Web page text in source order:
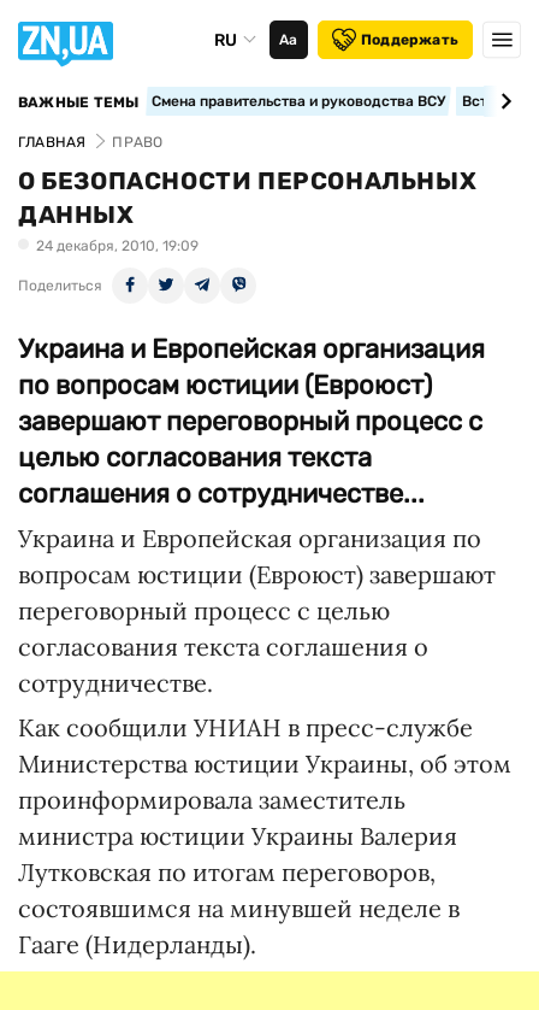
RU Аа Поддержать
ВАЖНЫЕ ТЕМЫ Смена правительства и руководства ВСУ
ГЛАВНАЯ ПРАВО
О БЕЗОПАСНОСТИ ПЕРСОНАЛЬНЫХ
ДАННЫХ
24 декабря, 2010, 19:09
Поделиться
Украина и Европейская организация
по вопросам юстиции (Евроюст)
завершают переговорный процесс с
целью согласования текста
соглашения о сотрудничестве...
Украина и Европейская организация по
вопросам юстиции (Евроюст) завершают
переговорный процесс с целью
согласования текста соглашения о
сотрудничестве.
Как сообщили УНИАН в пресс-службе
Министерства юстиции Украины, об этом
проинформировала заместитель
министра юстиции Украины Валерия
Лутковская по итогам переговоров,
состоявшимся на минувшей неделе в
Гааге (Нидерланды).